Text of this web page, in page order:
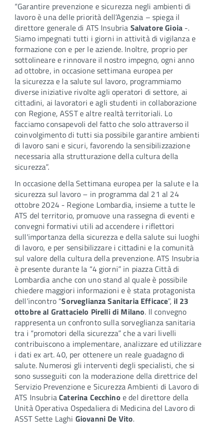
“Garantire prevenzione e sicurezza negli ambienti di
lavoro è una delle priorità dell’Agenzia – spiega il
direttore generale di ATS Insubria Salvatore Gioia -.
Siamo impegnati tutti i giorni in attività di vigilanza e
formazione con e per le aziende. Inoltre, proprio per
sottolineare e rinnovare il nostro impegno, ogni anno
ad ottobre, in occasione settimana europea per
la sicurezza e la salute sul lavoro, programmiamo
diverse iniziative rivolte agli operatori di settore, ai
cittadini, ai lavoratori e agli studenti in collaborazione
con Regione, ASST e altre realtà territoriali. Lo
facciamo consapevoli del fatto che solo attraverso il
coinvolgimento di tutti sia possibile garantire ambienti
di lavoro sani e sicuri, favorendo la sensibilizzazione
necessaria alla strutturazione della cultura della
sicurezza”.
In occasione della Settimana europea per la salute e la
sicurezza sul lavoro – in programma dal 21 al 24
ottobre 2024 - Regione Lombardia, insieme a tutte le
ATS del territorio, promuove una rassegna di eventi e
convegni formativi utili ad accendere i riflettori
sull'importanza della sicurezza e della salute sui luoghi
di lavoro, e per sensibilizzare i cittadini e la comunità
sul valore della cultura della prevenzione. ATS Insubria
è presente durante la “4 giorni” in piazza Città di
Lombardia anche con uno stand al quale è possibile
chiedere maggiori informazioni e è stata protagonista
dell’incontro “Sorveglianza Sanitaria Efficace”, il 23
ottobre al Grattacielo Pirelli di Milano. Il convegno
rappresenta un confronto sulla sorveglianza sanitaria
tra i “promotori della sicurezza” che a vari livelli
contribuiscono a implementare, analizzare ed utilizzare
i dati ex art. 40, per ottenere un reale guadagno di
salute. Numerosi gli interventi degli specialisti, che si
sono susseguiti con la moderazione della direttrice del
Servizio Prevenzione e Sicurezza Ambienti di Lavoro di
ATS InsubriaCaterina Cecchino e del direttore della
Unità Operativa Ospedaliera di Medicina del Lavoro di
ASST Sette Laghi Giovanni De Vito.